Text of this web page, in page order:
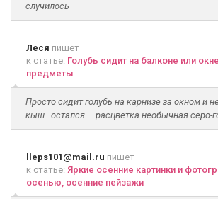
случилось
Леся пишет
к статье: Голубь сидит на балконе или
предметы
Просто сидит голубь на карнизе за окном и
кыш...остался ... расцветка необычная серо-
lleps101@mail.ru пишет
к статье: Яркие осенние картинки и
осенью, осенние пейзажи